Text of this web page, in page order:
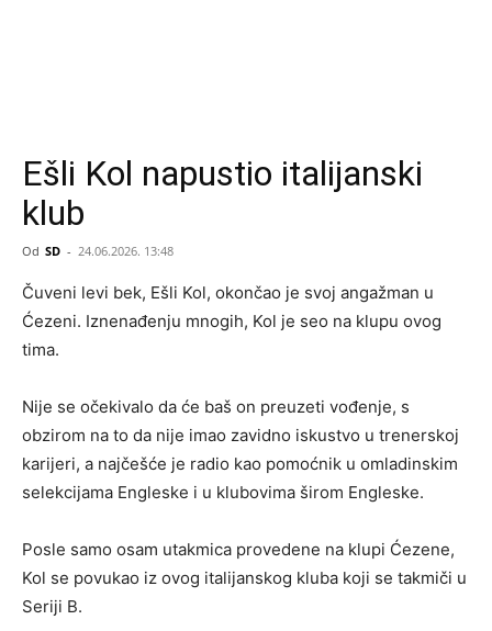
Ešli Kol napustio italijanski
klub
Od SD - 24.06.2026. 13:48
Čuveni levi bek, Ešli Kol, okončao je svoj angažman u
Ćezeni. Iznenađenju mnogih, Kol je seo na klupu ovog
tima.
Nije se očekivalo da će baš on preuzeti vođenje, s
obzirom na to da nije imao zavidno iskustvo u trenerskoj
karijeri, a najčešće je radio kao pomoćnik u omladinskim
selekcijama Engleske i u klubovima širom Engleske.
Posle samo osam utakmica provedene na klupi Ćezene,
Kol se povukao iz ovog italijanskog kluba koji se takmiči u
Seriji B.